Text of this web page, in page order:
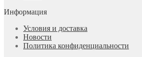
Информация
Условия и доставка
Новости
Политика конфиденциальности